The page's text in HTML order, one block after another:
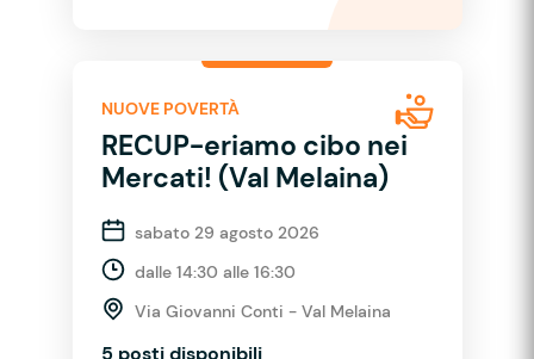
NUOVE POVERTÀ
RECUP-eriamo cibo nei
Mercati! (Val Melaina)
sabato 29 agosto 2026
dalle 14:30 alle 16:30
Via Giovanni Conti - Val Melaina
5 posti disponibili